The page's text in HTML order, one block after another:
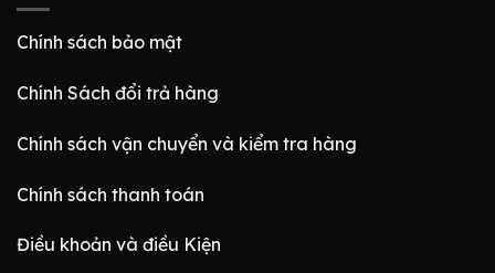
Chính sách bảo mật
Chính Sách đổi trả hàng
Chính sách vận chuyển và kiểm tra hàng
Chính sách thanh toán
Điều khoản và điều Kiện